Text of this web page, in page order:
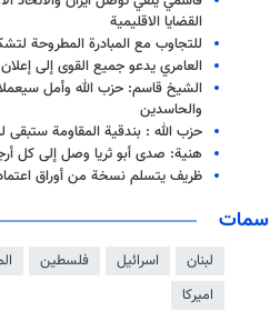
القضايا الاقليمية
للتجاوب مع المبادرة المطروحة
العامري يدعو جميع القوى إلى
الشيخ قاسم: حزب الله وأمل
والحاسدين
حزب الله : بندقية المقاومة ستبقى
هنية: صدى أبو ثريا وصل إلى كل
ظريف يتسلم نسخة من أوراق اعتماد
سمات
لبنان اسرائيل فلسطين
اميركا